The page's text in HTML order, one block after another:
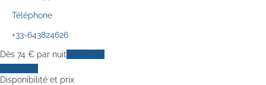
Téléphone
+33-643824626
Dès 74 € par nuit
Disponibilité et prix